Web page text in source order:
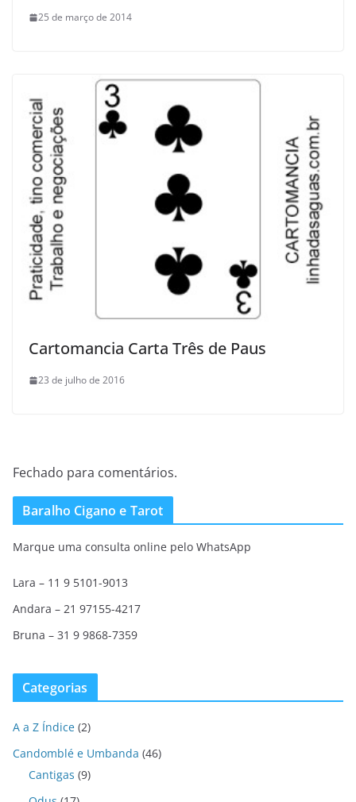
25 de março de 2014
Cartomancia Carta Três de Paus
23 de julho de 2016
Fechado para comentários.
Baralho Cigano e Tarot
Marque uma consulta online pelo WhatsApp
Lara – 11 9 5101-9013
Andara – 21 97155-4217
Bruna – 31 9 9868-7359
Categorias
A a Z Índice (2)
Candomblé e Umbanda (46)
Cantigas (9)